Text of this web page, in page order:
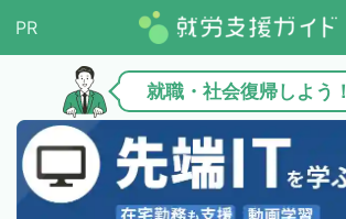
就職・社会復帰しよう！